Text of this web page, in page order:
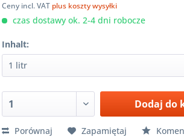
Ceny incl. VAT plus koszty wysyłki
czas dostawy ok. 2-4 dni robocze
Inhalt:
Dodaj do
Porównaj Zapamiętaj